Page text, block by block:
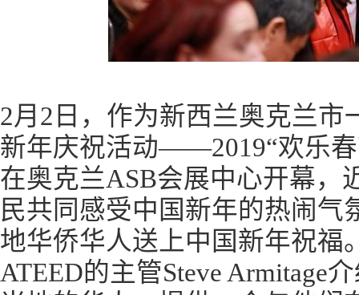
2月2日，作为新西兰奥克兰市
新年庆祝活动——2019“欢乐
在奥克兰ASB会展中心开幕，
民共同感受中国新年的热闹气
地华侨华人送上中国新年祝福
ATEED的主管Steve Armitage